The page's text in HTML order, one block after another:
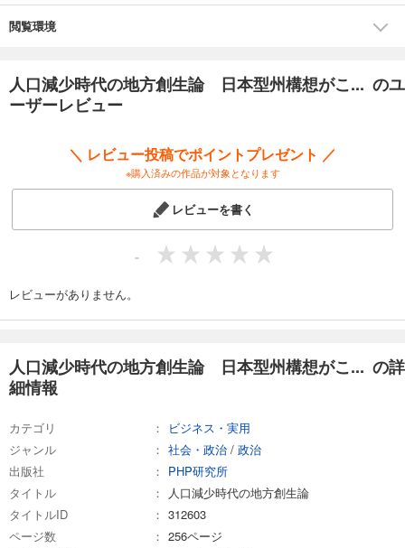
閲覧環境
人口減少時代の地方創生論 日本型州構想がこ... のユ
ーザーレビュー
＼ レビュー投稿でポイントプレゼント ／
※購入済みの作品が対象となります
レビューを書く
-
レビューがありません。
人口減少時代の地方創生論 日本型州構想がこ... の詳
細情報
カテゴリ
ビジネス・実用
ジャンル
社会・政治 / 政治
出版社
PHP研究所
タイトル
人口減少時代の地方創生論
タイトルID
312603
ページ数
256ページ